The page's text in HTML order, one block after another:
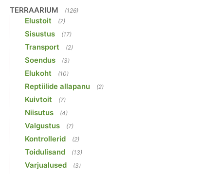
TERRAARIUM (126)
Elustoit (7)
Sisustus (17)
Transport (2)
Soendus (3)
Elukoht (10)
Reptiilide allapanu (2)
Kuivtoit (7)
Niisutus (4)
Valgustus (7)
Kontrollerid (2)
Toidulisand (13)
Varjualused (3)